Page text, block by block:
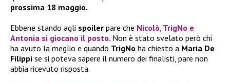
prossima 18 maggio.
Ebbene stando agli spoiler pare che Nicolò, TrigNo e
Antonia si giocano il posto. Non è stato svelato però chi
ha avuto la meglio e quando TrigNo ha chiesto a Maria De
Filippi se si poteva sapere il numero dei finalisti, pare non
abbia ricevuto risposta.